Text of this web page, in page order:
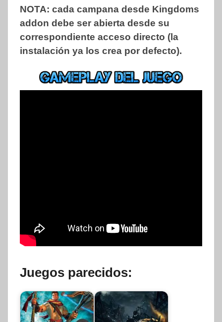
NOTA: cada campana desde Kingdoms
addon debe ser abierta desde su
correspondiente acceso directo (la
instalación ya los crea por defecto).
Juegos parecidos: